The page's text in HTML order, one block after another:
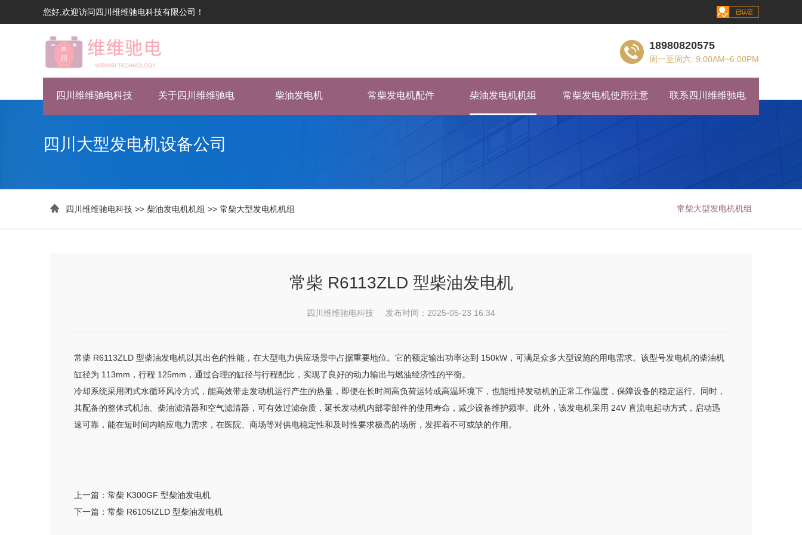
您好,欢迎访问四川维维驰电科技有限公司！
18980820575
周一至周六: 9:00AM~6:00PM
四川维维驰电科技 关于四川维维驰电 柴油发电机 常柴发电机配件 柴油发电机机组 常柴发电机使用注意 联系四川维维驰电
四川大型发电机设备公司
 四川维维驰电科技 >> 柴油发电机机组 >> 常柴大型发电机机组 常柴大型发电机机组
常柴 R6113ZLD 型柴油发电机
四川维维驰电科技 发布时间：2025-05-23 16:34
常柴 R6113ZLD 型柴油发电机以其出色的性能，在大型电力供应场景中占据重要地位。它的额定输出功率达到 150kW，可满足众多大型设施的用电需求。该型号发电机的柴油机
缸径为 113mm，行程 125mm，通过合理的缸径与行程配比，实现了良好的动力输出与燃油经济性的平衡。
冷却系统采用闭式水循环风冷方式，能高效带走发动机运行产生的热量，即便在长时间高负荷运转或高温环境下，也能维持发动机的正常工作温度，保障设备的稳定运行。同时，
其配备的整体式机油、柴油滤清器和空气滤清器，可有效过滤杂质，延长发动机内部零部件的使用寿命，减少设备维护频率。此外，该发电机采用 24V 直流电起动方式，启动迅
速可靠，能在短时间内响应电力需求，在医院、商场等对供电稳定性和及时性要求极高的场所，发挥着不可或缺的作用。
上一篇： 常柴 K300GF 型柴油发电机
下一篇： 常柴 R6105IZLD 型柴油发电机